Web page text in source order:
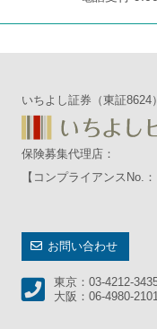
いちよし証券（東証8624
保険募集代理店：
【コンプライアンスNo.
お問い合わせ
東京：03-4212-
大阪：06-4980-